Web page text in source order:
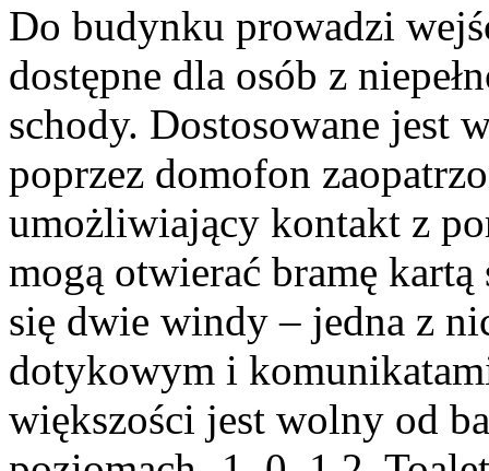
Do budynku prowadzi
dostępne dla osób z
schody. Dostosowane jest
poprzez domofon
umożliwiający kontakt z
mogą otwierać bramę
się dwie windy – jedna z
dotykowym i
większości jest wolny od